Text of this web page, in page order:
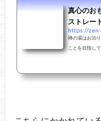
真心のお
ストレー
https://zen-
禅の湯はお泊
ことを目指し